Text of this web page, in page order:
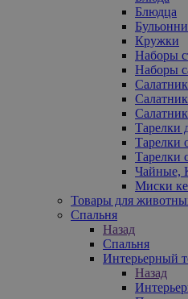
Блюдца
Кружки
Наборы
Наборы
Тарелки
Тарелки
Тарелки
Чайные,
Миски
Товары для
Спальня
Назад
Спальня
Интерьерный
Назад